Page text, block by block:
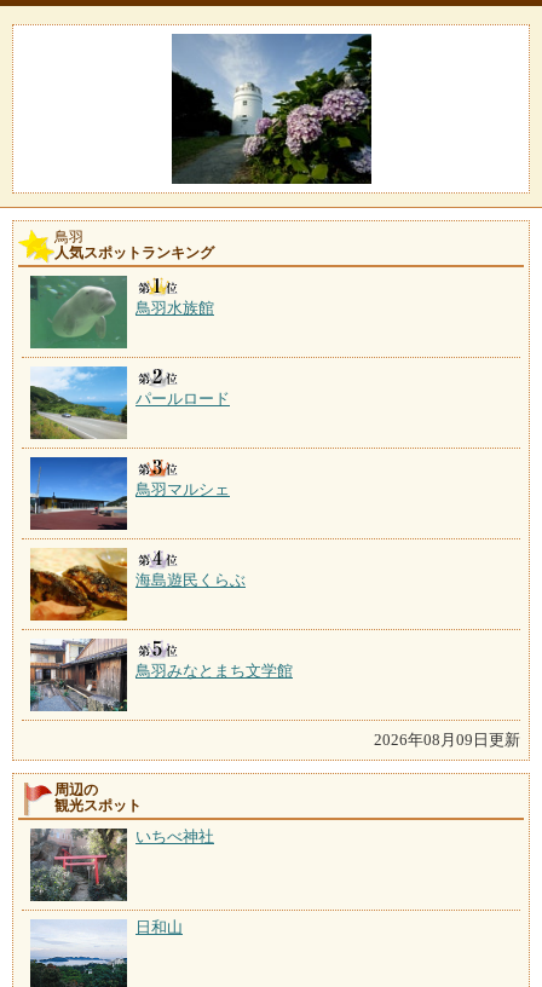
鳥羽
人気スポットランキング
鳥羽水族館
パールロード
鳥羽マルシェ
海島遊民くらぶ
鳥羽みなとまち文学館
2026年08月09日更新
周辺の
観光スポット
いちべ神社
日和山